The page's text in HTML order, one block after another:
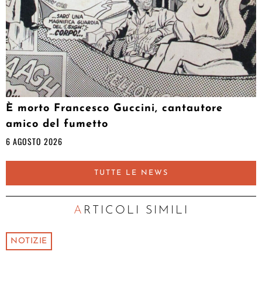
È morto Francesco Guccini, cantautore
amico del fumetto
6 AGOSTO 2026
TUTTE LE NEWS
ARTICOLI SIMILI
NOTIZIE